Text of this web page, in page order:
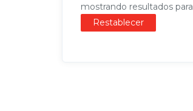
mostrando resultados para
Restablecer